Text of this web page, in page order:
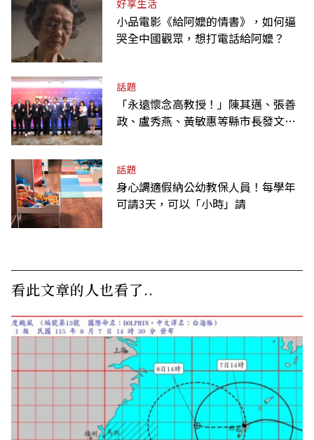
好享生活
小品電影《給阿嬤的情書》，如何逼
哭全中國觀眾，想打電話給阿嬤？
話題
「永遠懷念高教授！」陳其邁、張善
政、盧秀燕、黃敏惠等縣市長發文弔
話題
身心調適假納公幼教保人員！每學年
可請3天，可以「小時」請
看此文章的人也看了..